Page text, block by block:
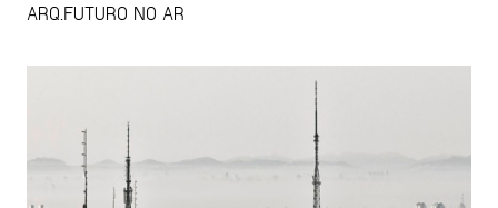
ARQ.FUTURO NO AR